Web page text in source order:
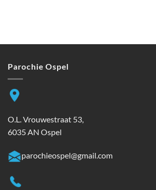
Parochie Ospel
O.L. Vrouwestraat 53,
6035 AN Ospel
parochieospel@gmail.com